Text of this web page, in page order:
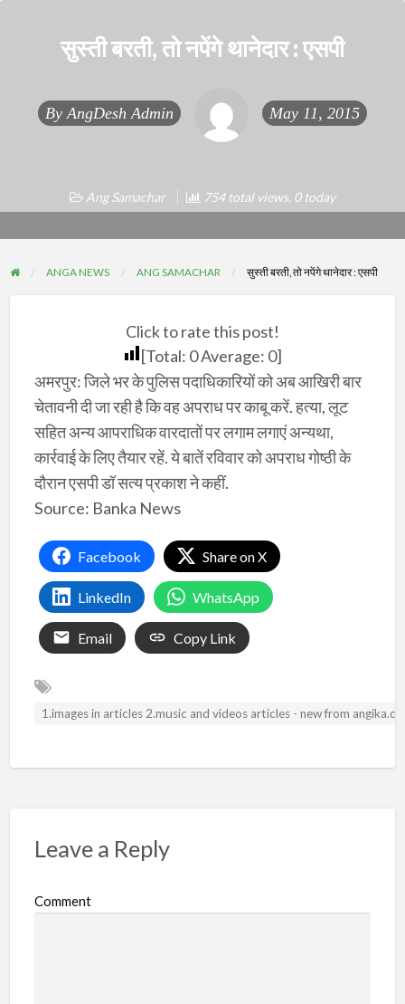
सुस्ती बरती, तो नपेंगे थानेदार : एसपी
By AngDesh Admin May 11, 2015
Ang Samachar 754 total views, 0 today
ANGA NEWS ANG SAMACHAR सुस्ती बरती, तो नपेंगे थानेदार : एसपी
Click to rate this post!
[Total: 0Average: 0]
अमरपुर: जिले भर के पुलिस पदाधिकारियों को अब आखिरी बार
चेतावनी दी जा रही है कि वह अपराध पर काबू करें. हत्या, लूट
सहित अन्य आपराधिक वारदातों पर लगाम लगाएं अन्यथा,
कार्रवाई के लिए तैयार रहें. ये बातें रविवार को अपराध गोष्ठी के
दौरान एसपी डॉ सत्य प्रकाश ने कहीं.
Source: Banka News
Facebook Share on X
LinkedIn WhatsApp
Email Copy Link
1.images in articles 2.music and videos articles - new from
Leave a Reply
Comment